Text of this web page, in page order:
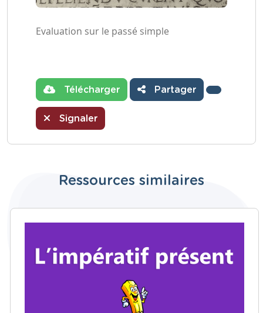
Evaluation sur le passé simple
Télécharger Partager
Signaler
Ressources similaires